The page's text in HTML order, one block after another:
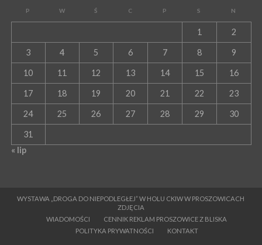
P W Ś C P S N
1 2
3 4 5 6 7 8 9
10 11 12 13 14 15 16
17 18 19 20 21 22 23
24 25 26 27 28 29 30
31
« lip
WYSTAWA „DROGA DO NIEPODLEGŁEJ” W HOLU CKIW W PROSZOWICACH
ZDJĘCIA
WIADOMOŚCI
CENNIK REKLAM PROSZOWICE Z BLISKA
POLITYKA PRYWATNOŚCI
KONTAKT